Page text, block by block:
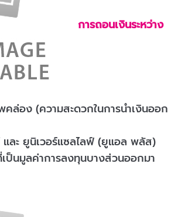
การถอนเงินระหว่าง
ล่อง (ความสะดวกในการนำเงินออก
ละ ยูนิเวอร์แซลไลฟ์ (ยูแอล พลัส)
ป็นมูลค่าการลงทุนบางส่วนออกมา